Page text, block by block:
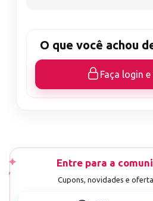
O que você achou
Faça login e